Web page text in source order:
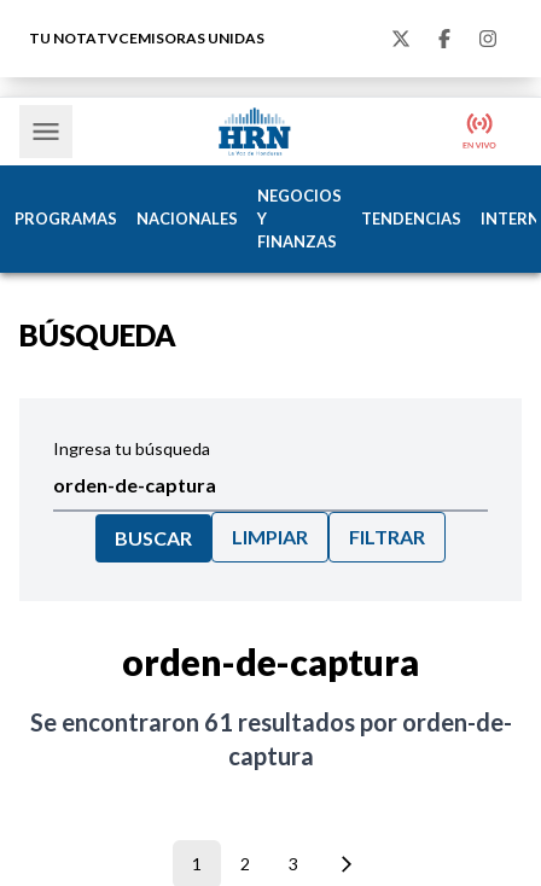
TU NOTATVCEMISORAS UNIDAS
PROGRAMAS NACIONALES
NEGOCIOS
Y
FINANZAS
TENDENCIAS
BÚSQUEDA
Ingresa tu búsqueda
BUSCAR LIMPIAR FILTRAR
orden-de-captura
Se encontraron 61 resultados por orden-de-
captura
1 2 3